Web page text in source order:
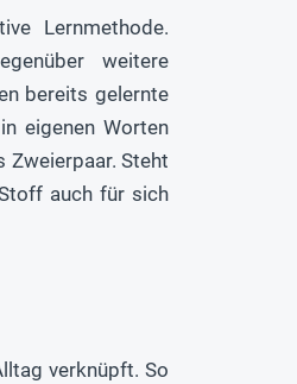
Lernmethode.
weitere
bereits gelernte
eigenen Worten
Zweierpaar. Steht
auch für sich
verknüpft. So